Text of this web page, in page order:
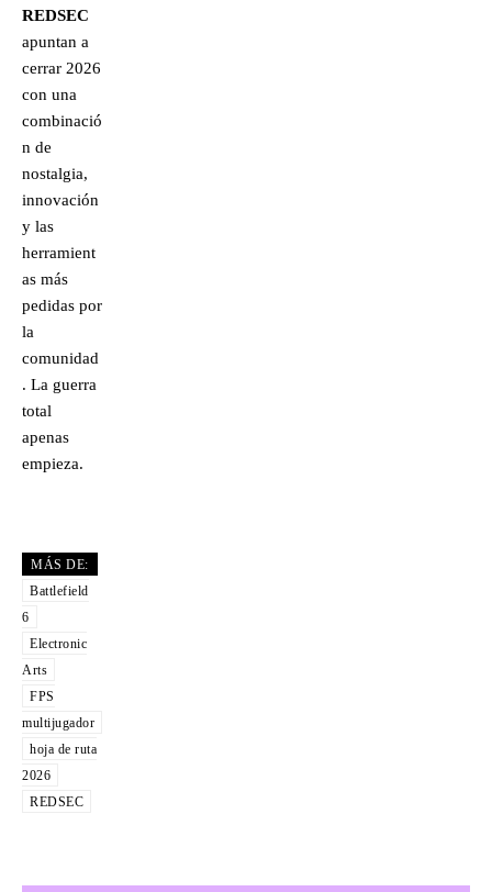
REDSEC
apuntan a
cerrar 2026
con una
combinació
n de
nostalgia,
innovación
y las
herramient
as más
pedidas por
la
comunidad
. La guerra
total
apenas
empieza.
MÁS DE:
Battlefield
6
Electronic
Arts
FPS
multijugador
hoja de ruta
2026
REDSEC